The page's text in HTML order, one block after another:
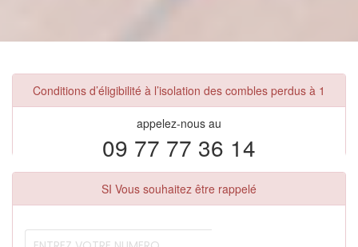
Conditions d’éligibilité à l’isolation des combles perdus à 1
appelez-nous au
09 77 77 36 14
SI Vous souhaitez être rappelé